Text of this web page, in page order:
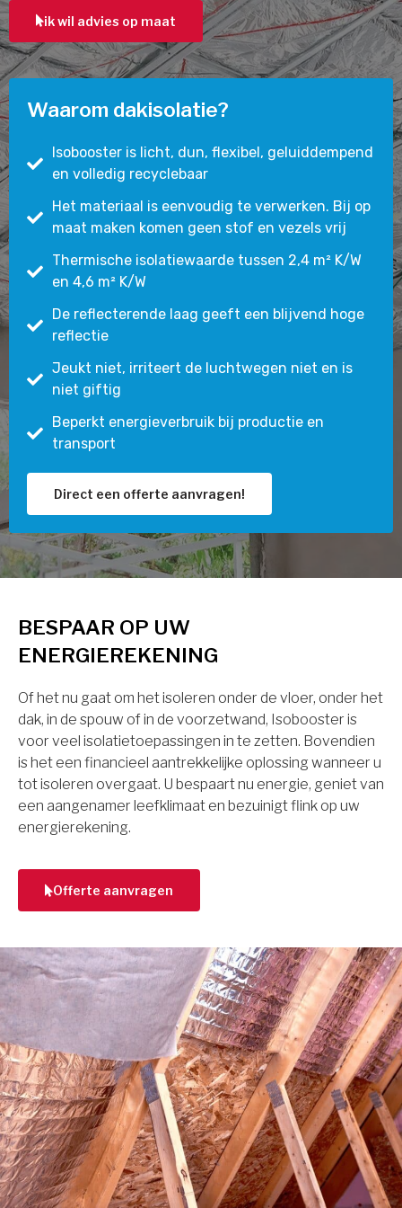
ik wil advies op maat
Waarom dakisolatie?
Isobooster is licht, dun, flexibel, geluiddempend
en volledig recyclebaar
Het materiaal is eenvoudig te verwerken. Bij op
maat maken komen geen stof en vezels vrij
Thermische isolatiewaarde tussen 2,4 m² K/W
en 4,6 m² K/W
De reflecterende laag geeft een blijvend hoge
reflectie
Jeukt niet, irriteert de luchtwegen niet en is
niet giftig
Beperkt energieverbruik bij productie en
transport
Direct een offerte aanvragen!
BESPAAR OP UW
ENERGIEREKENING
Of het nu gaat om het isoleren onder de vloer, onder het
dak, in de spouw of in de voorzetwand, Isobooster is
voor veel isolatietoepassingen in te zetten. Bovendien
is het een financieel aantrekkelijke oplossing wanneer u
tot isoleren overgaat. U bespaart nu energie, geniet van
een aangenamer leefklimaat en bezuinigt flink op uw
energierekening.
Offerte aanvragen